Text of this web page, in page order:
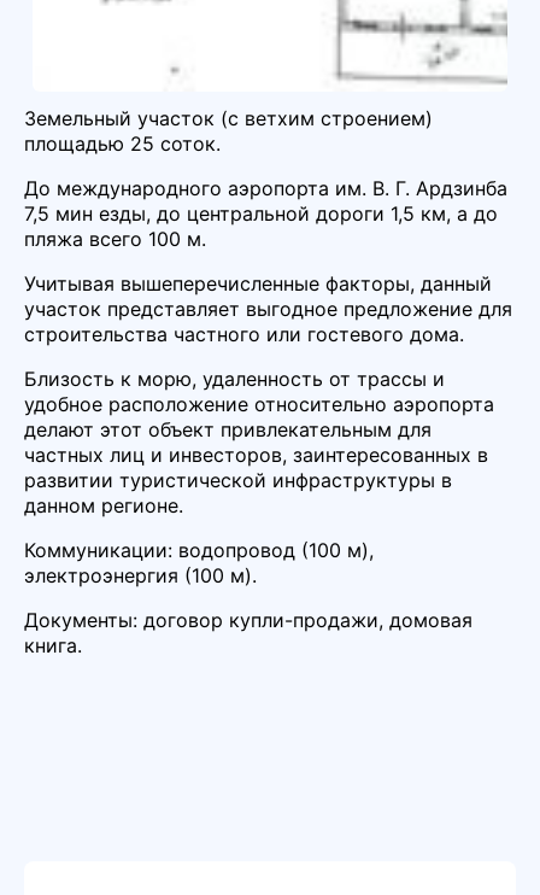
Земельный участок (с ветхим строением)
площадью 25 соток.
До международного аэропорта им. В. Г. Ардзинба
7,5 мин езды, до центральной дороги 1,5 км, а до
пляжа всего 100 м.
Учитывая вышеперечисленные факторы, данный
участок представляет выгодное предложение для
строительства частного или гостевого дома.
Близость к морю, удаленность от трассы и
удобное расположение относительно аэропорта
делают этот объект привлекательным для
частных лиц и инвесторов, заинтересованных в
развитии туристической инфраструктуры в
данном регионе.
Коммуникации: водопровод (100 м),
электроэнергия (100 м).
Документы: договор купли-продажи, домовая
книга.